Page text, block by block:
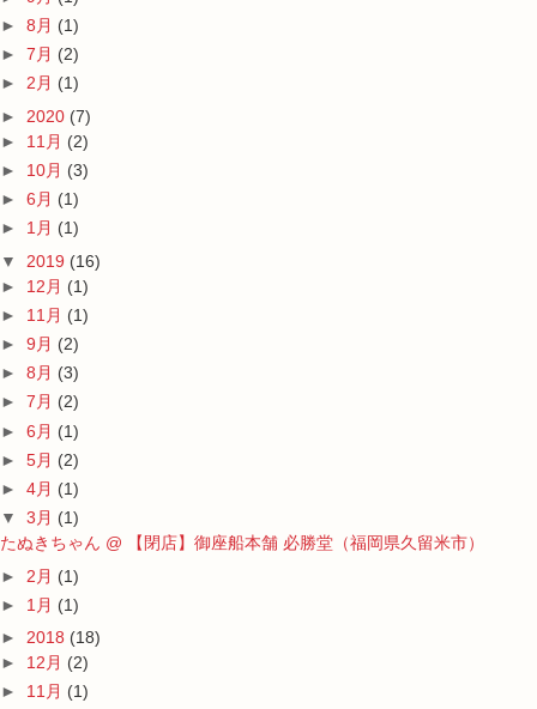
► 8月 (1)
► 7月 (2)
► 2月 (1)
► 2020 (7)
► 11月 (2)
► 10月 (3)
► 6月 (1)
► 1月 (1)
▼ 2019 (16)
► 12月 (1)
► 11月 (1)
► 9月 (2)
► 8月 (3)
► 7月 (2)
► 6月 (1)
► 5月 (2)
► 4月 (1)
▼ 3月 (1)
たぬきちゃん @ 【閉店】御座船本舗 必勝堂（福岡県久留米市）
► 2月 (1)
► 1月 (1)
► 2018 (18)
► 12月 (2)
► 11月 (1)